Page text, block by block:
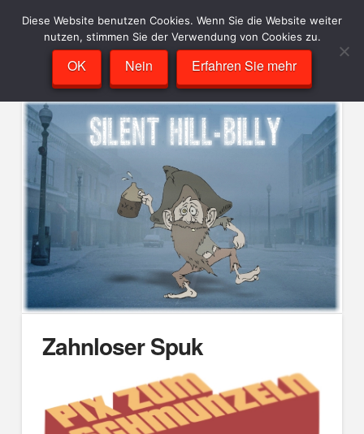
Zahnloser Spuk
Diese Website benutzen Cookies. Wenn Sie die Website weiter
nutzen, stimmen Sie der Verwendung von Cookies zu.
OK Nein Erfahren Sie mehr